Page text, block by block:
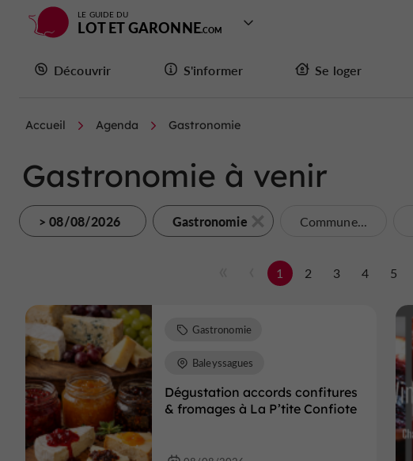
LE GUIDE DU
LOT ET GARONNE
Découvrir S'informer Se loger
Accueil Agenda Gastronomie
Gastronomie à venir
> 08/08/2026 Gastronomie Commune...
1 2 3 4 5
Dégustation accords confitures
& fromages à La P’tite Confiote
Gastronomie
Baleyssagues